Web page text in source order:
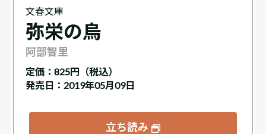
文春文庫
弥栄の烏
阿部智里
定価： 825円（税込）
発売日：2019年05月09日
立ち読み